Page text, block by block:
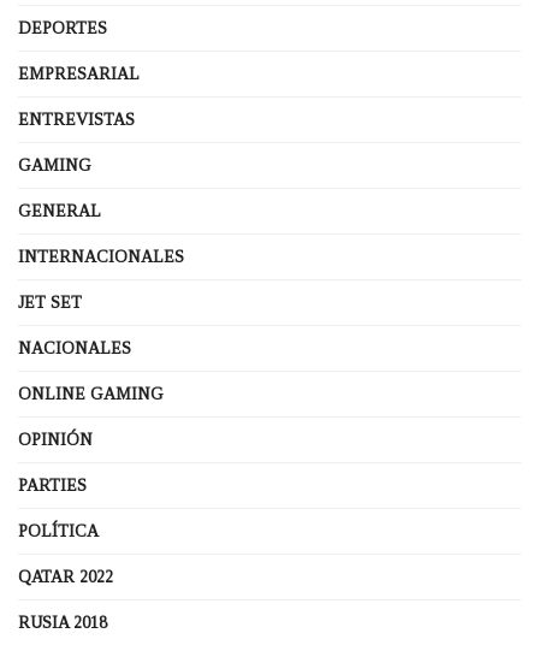
DEPORTES
EMPRESARIAL
ENTREVISTAS
GAMING
GENERAL
INTERNACIONALES
JET SET
NACIONALES
ONLINE GAMING
OPINIÓN
PARTIES
POLÍTICA
QATAR 2022
RUSIA 2018